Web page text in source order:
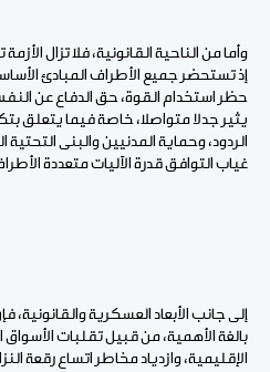
وأما من الناحية القانونية، فلا تزال
إذ تستحضر جميع الأطراف المبادئ
حظر استخدام القوة، حق الدفاع عن
يثير جدلا متواصلا، خاصة فيما يتعلق
الردود، وحماية المدنيين والبنى
غياب التوافق قدرة الآليات متعددة
إلى جانب الأبعاد العسكرية والقانونية،
بالغة الأهمية، من قبيل تقلبات الأسواق
الإقليمية، وازدياد مخاطر اتساع رقعة